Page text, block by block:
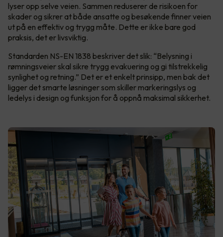
lyser opp selve veien. Sammen reduserer de risikoen for
skader og sikrer at både ansatte og besøkende finner veien
ut på en effektiv og trygg måte. Dette er ikke bare god
praksis, det er livsviktig.
Standarden NS-EN 1838 beskriver det slik: “Belysning i
rømningsveier skal sikre trygg evakuering og gi tilstrekkelig
synlighet og retning.” Det er et enkelt prinsipp, men bak det
ligger det smarte løsninger som skiller markeringslys og
ledelys i design og funksjon for å oppnå maksimal sikkerhet.